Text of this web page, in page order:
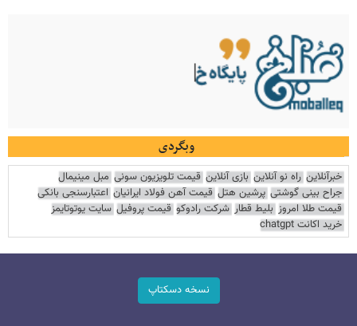
وبگردی
خبرآنلاین راه نو آنلاین بازی آنلاین قیمت تلویزیون سونی مبل مینیمال
جراح بینی گوشتی پرشین هتل قیمت آهن فولاد ایرانیان اعتبارسنجی بانکی
قیمت طلا امروز بلیط قطار شرکت رادوکو قیمت پروفیل سایت یوتوتایمز
خرید اکانت chatgpt
نسخه دسکتاپ